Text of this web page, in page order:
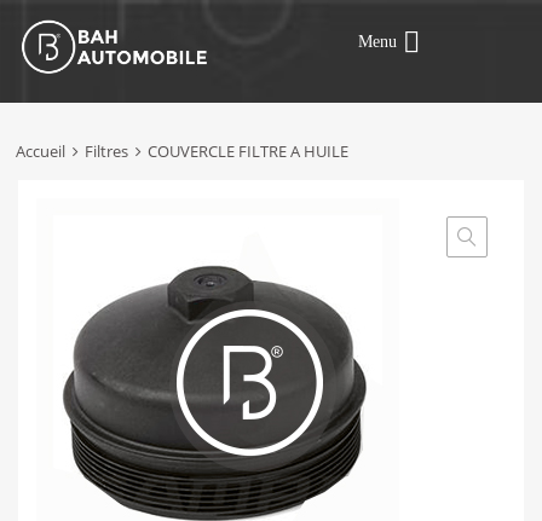
Menu
Accueil Filtres COUVERCLE FILTRE A HUILE